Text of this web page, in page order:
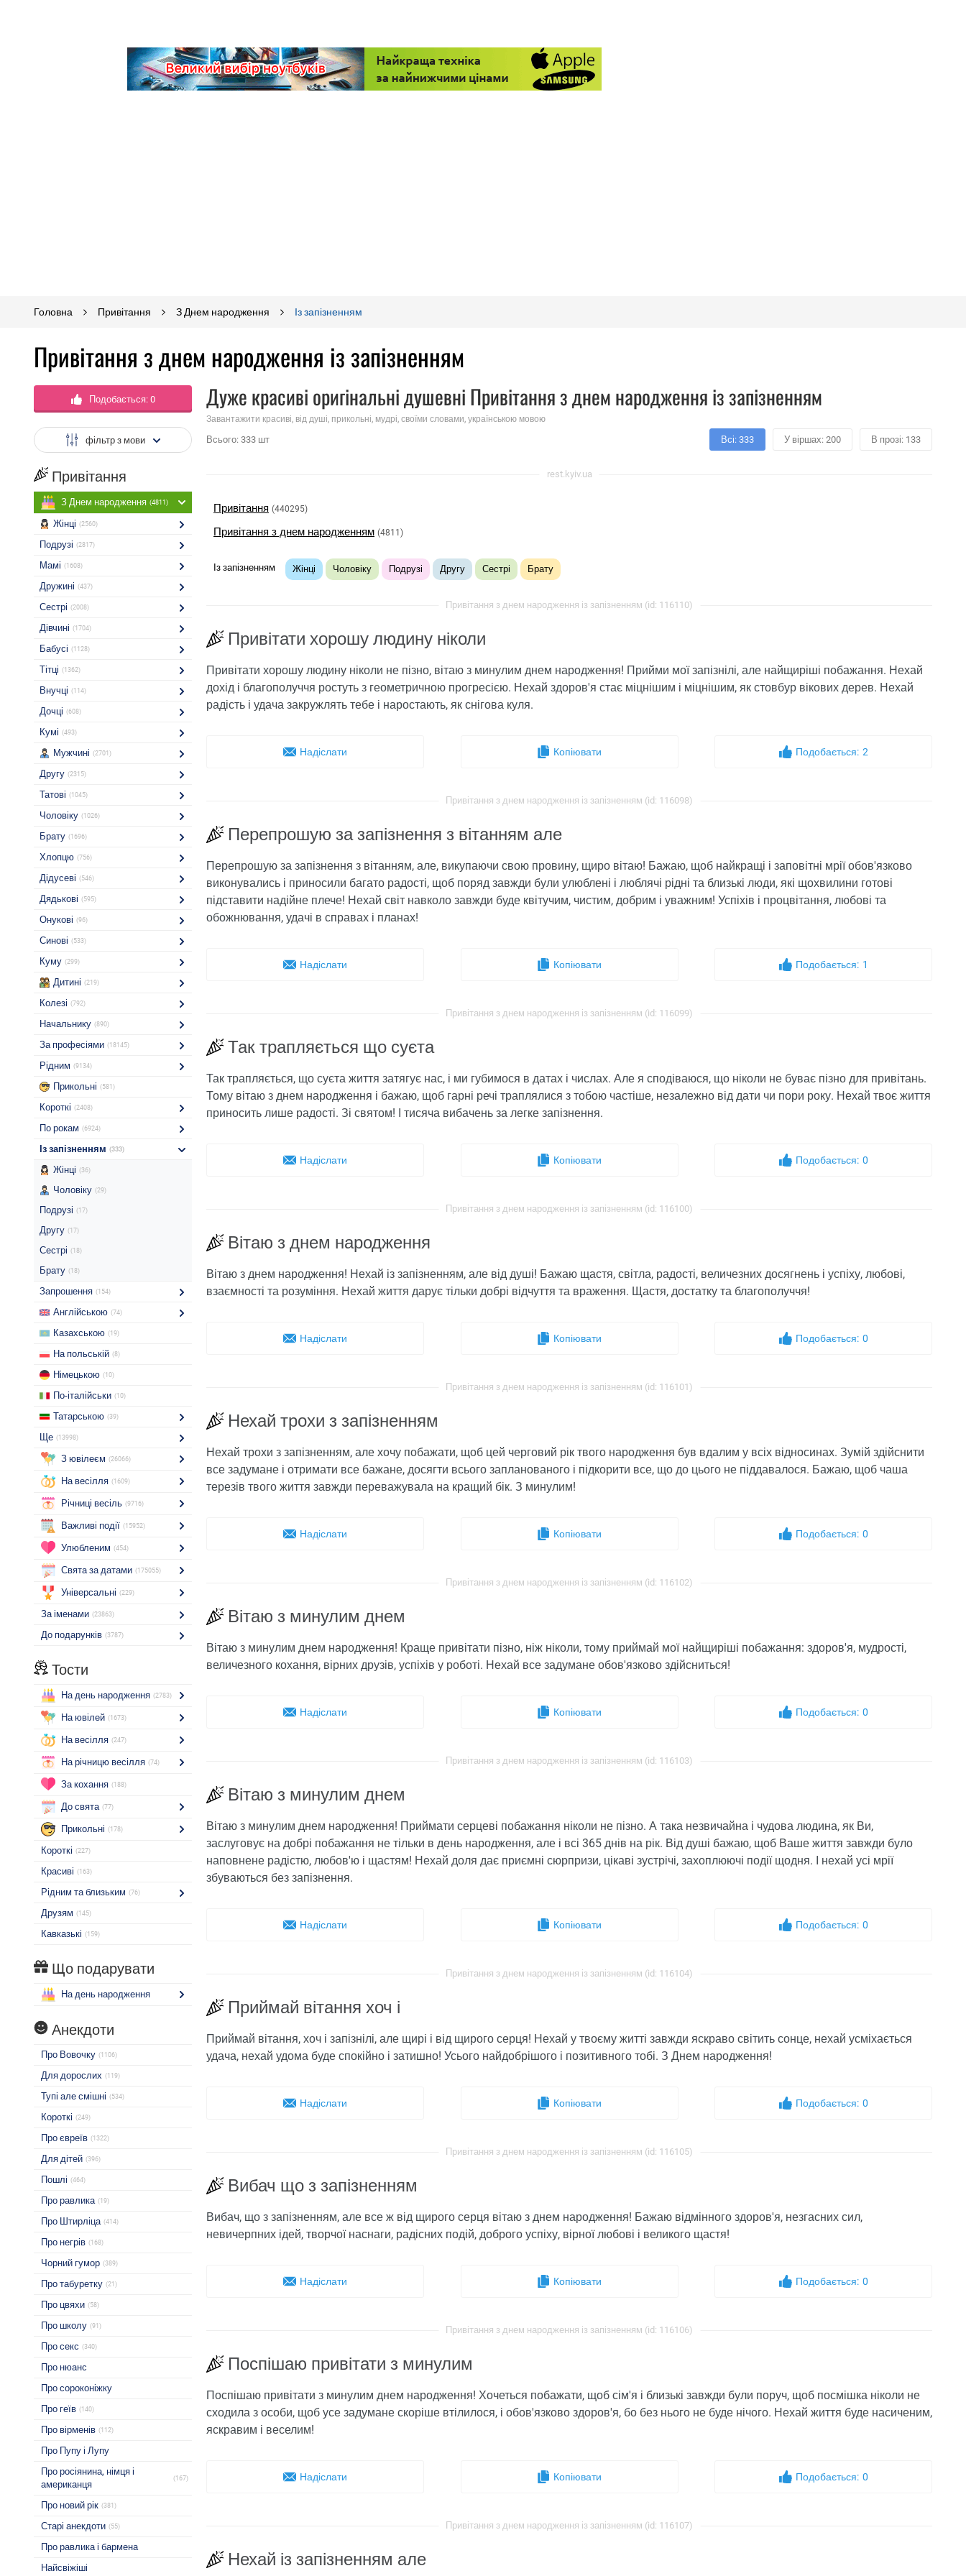
Головна Привітання З Днем народження Із запізненням
Привітання з днем ​​народження із запізненням
Подобається: 0
фільтр з мови
Привітання
З Днем народження (4811)
Жінці (2560)
Подрузі (2817)
Мамі (1608)
Дружині (437)
Сестрі (2008)
Дівчині (1704)
Бабусі (1128)
Тітці (1362)
Внучці (114)
Дочці (608)
Кумі (493)
Мужчині (2701)
Другу (2315)
Татові (1045)
Чоловіку (1026)
Брату (1696)
Хлопцю (756)
Дідусеві (546)
Дядькові (595)
Онукові (96)
Синові (533)
Куму (299)
Дитині (219)
Колезі (792)
Начальнику (890)
За професіями (18145)
Рідним (9134)
Прикольні (581)
Короткі (2408)
По рокам (6924)
Із запізненням (333)
Жінці (36)
Чоловіку (29)
Подрузі (17)
Другу (17)
Сестрі (18)
Брату (18)
Запрошення (154)
Англійською (74)
Казахською (19)
На польській (8)
Німецькою (10)
По-італійськи (10)
Татарською (39)
Ще (13998)
З ювілеєм (26066)
На весілля (1609)
Річниці весіль (9716)
Важливі події (15952)
Улюбленим (454)
Свята за датами (175055)
Універсальні (229)
За іменами (23863)
До подарунків (3787)
Тости
На день народження (2783)
На ювілей (1673)
На весілля (247)
На річницю весілля (74)
За кохання (188)
До свята (77)
Прикольні (178)
Короткі (227)
Красиві (163)
Рідним та близьким (76)
Друзям (145)
Кавказькі (159)
Що подарувати
На день народження
Анекдоти
Про Вовочку (1106)
Для дорослих (119)
Тупі але смішні (534)
Короткі (249)
Про євреїв (1322)
Для дітей (396)
Пошлі (464)
Про равлика (19)
Про Штирліца (414)
Про негрів (168)
Чорний гумор (389)
Про табуретку (21)
Про цвяхи (58)
Про школу (91)
Про секс (340)
Про нюанс
Про сороконіжку
Про геїв (140)
Про вірменів (112)
Про Пупу і Лупу
Про росіянина, німця і
американця
(167)
Про новий рік (381)
Старі анекдоти (55)
Про равлика і бармена
Найсвіжіші
Дуже красиві оригінальні душевні Привітання з днем ​​народження із запізненням
Завантажити красиві, від душі, прикольні, мудрі, своїми словами, українською мовою
Всього: 333 шт Всі: 333 У віршах: 200 В прозі: 133
rest.kyiv.ua
Привітання (440295)
Привітання з днем ​​народженням (4811)
Із запізненням Жінці Чоловіку Подрузі Другу Сестрі Брату
Привітання з днем ​​народження із запізненням (id: 116110)
Привітати хорошу людину ніколи
Привітати хорошу людину ніколи не пізно, вітаю з минулим днем ​​народження! Прийми мої запізнілі, але найщиріші побажання. Нехай
дохід і благополуччя ростуть з геометричною прогресією. Нехай здоров'я стає міцнішим і міцнішим, як стовбур вікових дерев. Нехай
радість і удача закружлять тебе і наростають, як снігова куля.
Надіслати Копіювати Подобається: 2
Привітання з днем ​​народження із запізненням (id: 116098)
Перепрошую за запізнення з вітанням але
Перепрошую за запізнення з вітанням, але, викупаючи свою провину, щиро вітаю! Бажаю, щоб найкращі і заповітні мрії обов'язково
виконувались і приносили багато радості, щоб поряд завжди були улюблені і люблячі рідні та близькі люди, які щохвилини готові
підставити надійне плече! Нехай світ навколо завжди буде квітучим, чистим, добрим і уважним! Успіхів і процвітання, любові та
обожнювання, удачі в справах і планах!
Надіслати Копіювати Подобається: 1
Привітання з днем ​​народження із запізненням (id: 116099)
Так трапляється що суєта
Так трапляється, що суєта життя затягує нас, і ми губимося в датах і числах. Але я сподіваюся, що ніколи не буває пізно для привітань.
Тому вітаю з днем народження і бажаю, щоб гарні речі траплялися з тобою частіше, незалежно від дати чи пори року. Нехай твоє життя
приносить лише радості. Зі святом! І тисяча вибачень за легке запізнення.
Надіслати Копіювати Подобається: 0
Привітання з днем ​​народження із запізненням (id: 116100)
Вітаю з днем ​​народження
Вітаю з днем ​​народження! Нехай із запізненням, але від душі! Бажаю щастя, світла, радості, величезних досягнень і успіху, любові,
взаємності та розуміння. Нехай життя дарує тільки добрі відчуття та враження. Щастя, достатку та благополуччя!
Надіслати Копіювати Подобається: 0
Привітання з днем ​​народження із запізненням (id: 116101)
Нехай трохи з запізненням
Нехай трохи з запізненням, але хочу побажати, щоб цей черговий рік твого народження був вдалим у всіх відносинах. Зумій здійснити
все задумане і отримати все бажане, досягти всього запланованого і підкорити все, що до цього не піддавалося. Бажаю, щоб чаша
терезів твого життя завжди переважувала на кращий бік. З минулим!
Надіслати Копіювати Подобається: 0
Привітання з днем ​​народження із запізненням (id: 116102)
Вітаю з минулим днем
Вітаю з минулим днем ​​народження! Краще привітати пізно, ніж ніколи, тому приймай мої найщиріші побажання: здоров'я, мудрості,
величезного кохання, вірних друзів, успіхів у роботі. Нехай все задумане обов'язково здійсниться!
Надіслати Копіювати Подобається: 0
Привітання з днем ​​народження із запізненням (id: 116103)
Вітаю з минулим днем
Вітаю з минулим днем ​​народження! Приймати серцеві побажання ніколи не пізно. А така незвичайна і чудова людина, як Ви,
заслуговує на добрі побажання не тільки в день народження, але і всі 365 днів на рік. Від душі бажаю, щоб Ваше життя завжди було
наповнене радістю, любов'ю і щастям! Нехай доля дає приємні сюрпризи, цікаві зустрічі, захоплюючі події щодня. І нехай усі мрії
збуваються без запізнення.
Надіслати Копіювати Подобається: 0
Привітання з днем ​​народження із запізненням (id: 116104)
Приймай вітання хоч і
Приймай вітання, хоч і запізнілі, але щирі і від щирого серця! Нехай у твоєму житті завжди яскраво світить сонце, нехай усміхається
удача, нехай удома буде спокійно і затишно! Усього найдобрішого і позитивного тобі. З Днем народження!
Надіслати Копіювати Подобається: 0
Привітання з днем ​​народження із запізненням (id: 116105)
Вибач що з запізненням
Вибач, що з запізненням, але все ж від щирого серця вітаю з днем ​​народження! Бажаю відмінного здоров'я, незгасних сил,
невичерпних ідей, творчої наснаги, радісних подій, доброго успіху, вірної любові і великого щастя!
Надіслати Копіювати Подобається: 0
Привітання з днем ​​народження із запізненням (id: 116106)
Поспішаю привітати з минулим
Поспішаю привітати з минулим днем ​​народження! Хочеться побажати, щоб сім'я і близькі завжди були поруч, щоб посмішка ніколи не
сходила з особи, щоб усе задумане скоріше втілилося, і обов'язково здоров'я, бо без нього не буде нічого. Нехай життя буде насиченим,
яскравим і веселим!
Надіслати Копіювати Подобається: 0
Привітання з днем ​​народження із запізненням (id: 116107)
Нехай із запізненням але